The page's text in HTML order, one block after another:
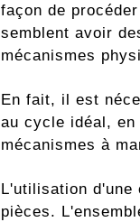
façon de
semblent avoir
mécanismes
En fait, il est
au cycle idéal,
mécanismes à
L'utilisation d'une
pièces.